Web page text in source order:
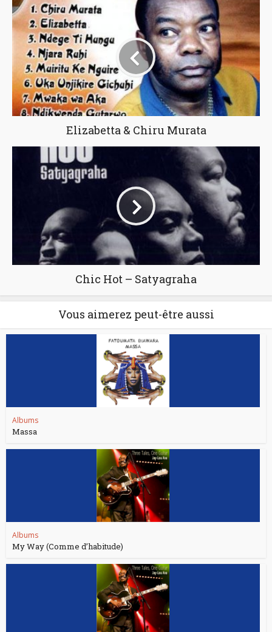
Elizabetta & Chiru Murata
Chic Hot – Satyagraha
Vous aimerez peut-être aussi
Albums
Massa
Albums
My Way (Comme d’habitude)